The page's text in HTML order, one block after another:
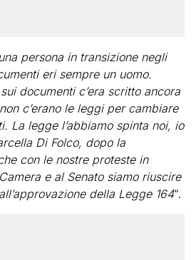
persona in transizione negli
eri sempre un uomo.
documenti c’era scritto ancora
c’erano le leggi per cambiare
La legge l’abbiamo spinta noi, io
Di Folco, dopo la
con le nostre proteste in
e al Senato siamo riuscire
della Legge 164“.